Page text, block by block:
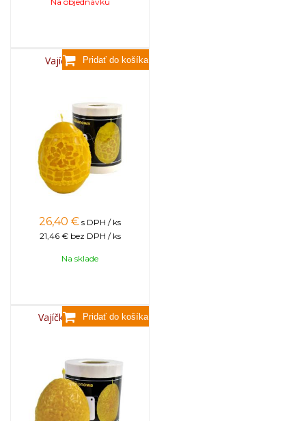
Vajíčko s čipkou
26,40 € s DPH / ks
21,46 € bez DPH / ks
Na sklade
Vajíčko s kvietkami